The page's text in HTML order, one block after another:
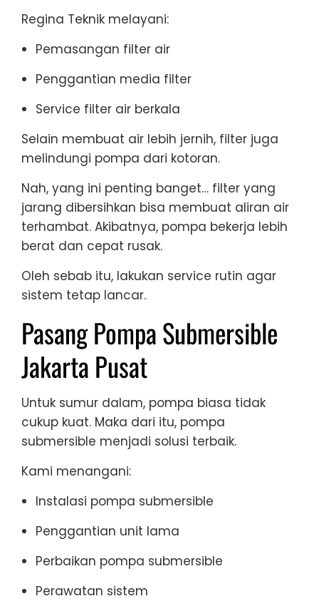
Regina Teknik melayani:
Pemasangan filter air
Penggantian media filter
Service filter air berkala
Selain membuat air lebih jernih, filter juga
melindungi pompa dari kotoran.
Nah, yang ini penting banget… filter yang
jarang dibersihkan bisa membuat aliran air
terhambat. Akibatnya, pompa bekerja lebih
berat dan cepat rusak.
Oleh sebab itu, lakukan service rutin agar
sistem tetap lancar.
Pasang Pompa Submersible
Jakarta Pusat
Untuk sumur dalam, pompa biasa tidak
cukup kuat. Maka dari itu, pompa
submersible menjadi solusi terbaik.
Kami menangani:
Instalasi pompa submersible
Penggantian unit lama
Perbaikan pompa submersible
Perawatan sistem